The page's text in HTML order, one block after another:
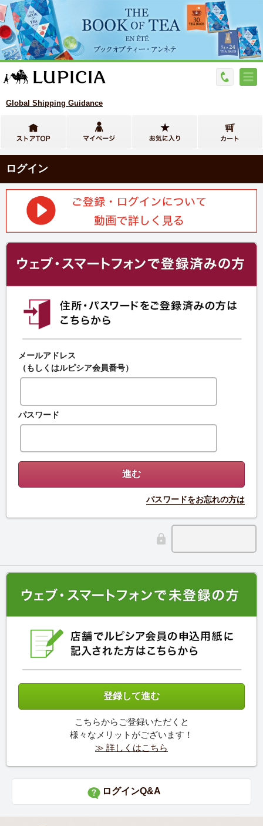
Global Shipping Guidance
ログイン
メールアドレス
（もしくはルピシア会員番号）
パスワード
パスワードをお忘れの方は
こちらからご登録いただくと
様々なメリットがございます！
≫ 詳しくはこちら